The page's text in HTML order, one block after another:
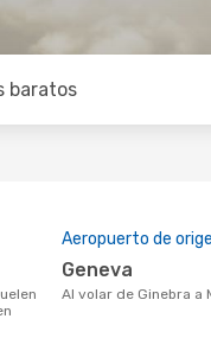
baratos
Aeropuerto de
Geneva
Al volar de Ginebra a